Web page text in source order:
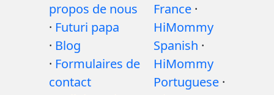
propos de nous
· Futuri papa
· Blog
· Formulaires de
contact
France ·
HiMommy
Spanish ·
HiMommy
Portuguese ·